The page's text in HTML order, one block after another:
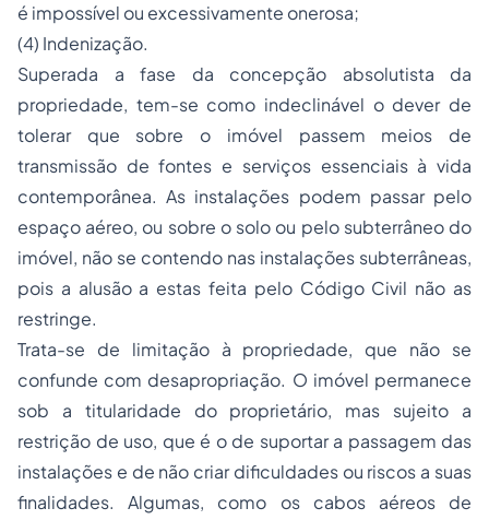
é impossível ou excessivamente onerosa;
(4) Indenização.
Superada a fase da concepção absolutista da
propriedade, tem-se como indeclinável o dever de
tolerar que sobre o imóvel passem meios de
transmissão de fontes e serviços essenciais à vida
contemporânea. As instalações podem passar pelo
espaço aéreo, ou sobre o solo ou pelo subterrâneo do
imóvel, não se contendo nas instalações subterrâneas,
pois a alusão a estas feita pelo Código Civil não as
restringe.
Trata-se de limitação à propriedade, que não se
confunde com desapropriação. O imóvel permanece
sob a titularidade do proprietário, mas sujeito a
restrição de uso, que é o de suportar a passagem das
instalações e de não criar dificuldades ou riscos a suas
finalidades. Algumas, como os cabos aéreos de